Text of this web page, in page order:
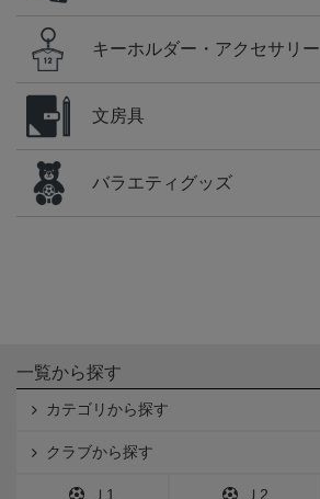
キーホルダー・アクセサリー
文房具
バラエティグッズ
一覧から探す
カテゴリから探す
クラブから探す
Ｊ1 Ｊ2